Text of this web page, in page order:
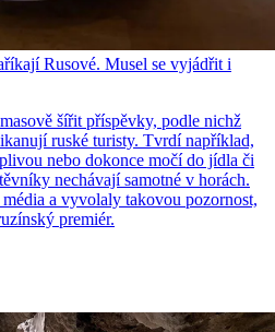
Rusové. Musel se vyjádřit i
šířit příspěvky, podle nichž
ruské turisty. Tvrdí například,
nebo dokonce močí do jídla či
nechávají samotné v horách.
a vyvolaly takovou pozornost,
premiér.